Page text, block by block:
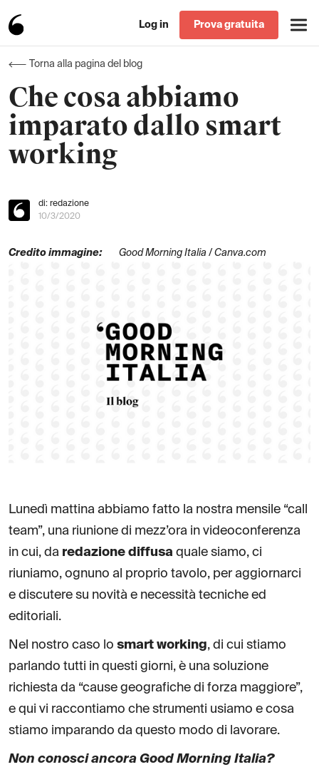
Log in Prova gratuita
Torna alla pagina del blog
Che cosa abbiamo
imparato dallo smart
working
di: redazione
10/3/2020
Credito immagine: Good Morning Italia / Canva.com
Lunedì mattina abbiamo fatto la nostra mensile “call
team”, una riunione di mezz’ora in videoconferenza
in cui, da redazione diffusa quale siamo, ci
riuniamo, ognuno al proprio tavolo, per aggiornarci
e discutere su novità e necessità tecniche ed
editoriali.
Nel nostro caso lo smart working, di cui stiamo
parlando tutti in questi giorni, è una soluzione
richiesta da “cause geografiche di forza maggiore”,
e qui vi raccontiamo che strumenti usiamo e cosa
stiamo imparando da questo modo di lavorare.
Non conosci ancora Good Morning Italia?